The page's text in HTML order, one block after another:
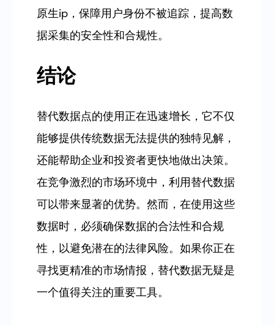
原生ip，保障用户身份不被追踪，提高数
据采集的安全性和合规性。
结论
替代数据点的使用正在迅速增长，它不仅
能够提供传统数据无法提供的独特见解，
还能帮助企业和投资者更快地做出决策。
在竞争激烈的市场环境中，利用替代数据
可以带来显著的优势。然而，在使用这些
数据时，必须确保数据的合法性和合规
性，以避免潜在的法律风险。如果你正在
寻找更精准的市场情报，替代数据无疑是
一个值得关注的重要工具。